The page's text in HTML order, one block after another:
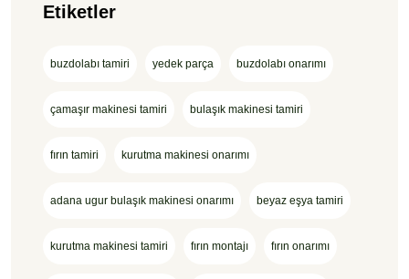
Etiketler
buzdolabı tamiri yedek parça buzdolabı onarımı
çamaşır makinesi tamiri bulaşık makinesi tamiri
fırın tamiri kurutma makinesi onarımı
adana ugur bulaşık makinesi onarımı beyaz eşya tamiri
kurutma makinesi tamiri fırın montajı fırın onarımı